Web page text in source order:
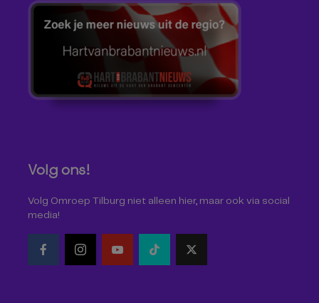
Volg ons!
Volg Omroep Tilburg niet alleen hier, maar ook via social
media!